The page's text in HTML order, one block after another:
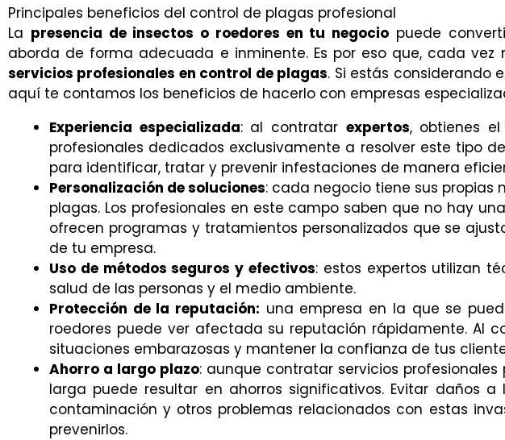
Principales beneficios del control de plagas profesional
La presencia de insectos o roedores en tu negocio puede
aborda de forma adecuada e inminente. Es por eso que, cada
servicios profesionales en control de plagas. Si estás considerando
aquí te contamos los beneficios de hacerlo con empresas
Experiencia especializada: al contratar expertos, obtienes
profesionales dedicados exclusivamente a resolver este tipo
para identificar, tratar y prevenir infestaciones de manera
Personalización de soluciones: cada negocio tiene sus
plagas. Los profesionales en este campo saben que no hay
ofrecen programas y tratamientos personalizados que se
de tu empresa.
Uso de métodos seguros y efectivos: estos expertos utilizan
salud de las personas y el medio ambiente.
Protección de la reputación: una empresa en la que se
roedores puede ver afectada su reputación rápidamente. Al
situaciones embarazosas y mantener la confianza de tus
Ahorro a largo plazo: aunque contratar servicios
larga puede resultar en ahorros significativos. Evitar daños
contaminación y otros problemas relacionados con estas
prevenirlos.